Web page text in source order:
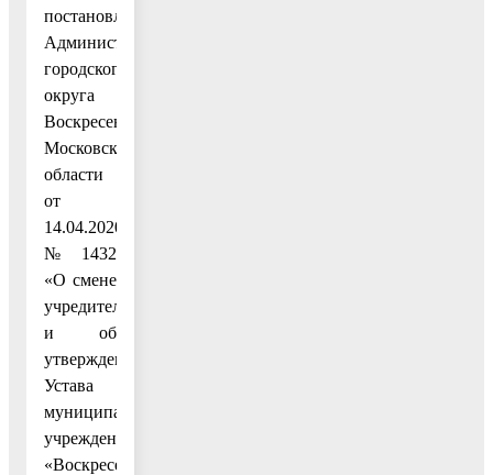
постановлением
Администрации
городского
округа
Воскресенск
Московской
области
от
14.04.2020
№ 1432
«О смене
учредителя
и об
утверждении
Устава
муниципального
учреждения
«Воскресенский